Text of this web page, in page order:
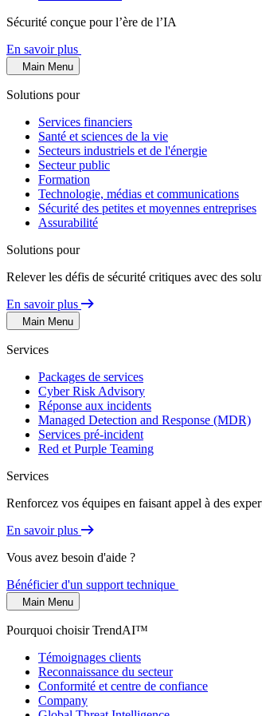
Sécurité conçue pour l’ère de l’IA
En savoir plus
Main Menu
Solutions pour
Services financiers
Santé et sciences de la vie
Secteurs industriels et de l'énergie
Secteur public
Formation
Technologie, médias et communications
Sécurité des petites et moyennes entreprises
Assurabilité
Solutions pour
Relever les défis de sécurité critiques avec des
En savoir plus
Main Menu
Services
Packages de services
Cyber Risk Advisory
Réponse aux incidents
Managed Detection and Response (MDR)
Services pré-incident
Red et Purple Teaming
Services
Renforcez vos équipes en faisant appel à des
En savoir plus
Vous avez besoin d'aide ?
Bénéficier d'un support technique
Main Menu
Pourquoi choisir TrendAI™
Témoignages clients
Reconnaissance du secteur
Conformité et centre de confiance
Company